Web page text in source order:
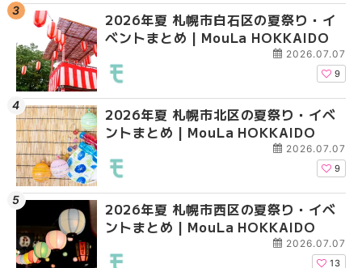
2026年夏 札幌市白石区の夏祭り・イ
ベントまとめ | MouLa HOKKAIDO
2026.07.07
9
2026年夏 札幌市北区の夏祭り・イベ
ントまとめ | MouLa HOKKAIDO
2026.07.07
9
2026年夏 札幌市西区の夏祭り・イベ
ントまとめ | MouLa HOKKAIDO
2026.07.07
13
2026年夏 札幌市西区
ントまとめ | MouLa
2026年夏 札幌市豊平
ベントまとめ |
2026年夏 札幌市北区
ントまとめ | MouLa
2026年夏 札幌市白石
ベントまとめ |
2026年夏 札幌市西区
ントまとめ | MouLa
2026年夏 札幌市清田
ベントまとめ |